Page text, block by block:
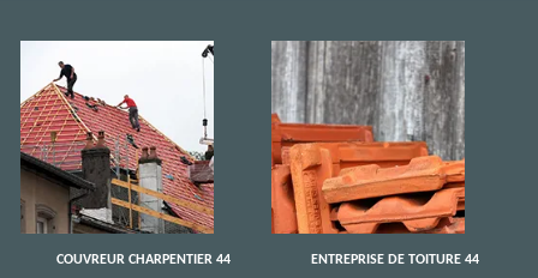
COUVREUR CHARPENTIER 44 ENTREPRISE DE TOITURE 44